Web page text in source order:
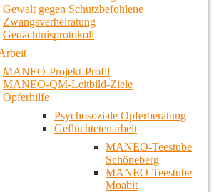
Gewalt gegen Schutzbefohlene
Zwangsverheiratung
Gedächtnisprotokoll
MANEO-Projekt-Profil
MANEO-QM-Leitbild-Ziele
Opferhilfe
Psychosoziale Opferberatung
Geflüchtetenarbeit
MANEO-Teestube
Schöneberg
MANEO-Teestube
Moabit